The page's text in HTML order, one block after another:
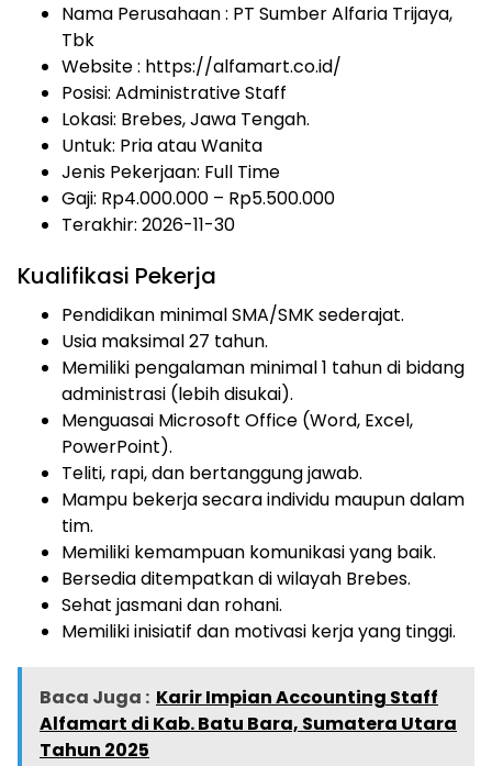
Nama Perusahaan : PT Sumber Alfaria Trijaya,
Tbk
Website : https://alfamart.co.id/
Posisi: Administrative Staff
Lokasi: Brebes, Jawa Tengah.
Untuk: Pria atau Wanita
Jenis Pekerjaan: Full Time
Gaji: Rp4.000.000 – Rp5.500.000
Terakhir: 2026-11-30
Kualifikasi Pekerja
Pendidikan minimal SMA/SMK sederajat.
Usia maksimal 27 tahun.
Memiliki pengalaman minimal 1 tahun di bidang
administrasi (lebih disukai).
Menguasai Microsoft Office (Word, Excel,
PowerPoint).
Teliti, rapi, dan bertanggung jawab.
Mampu bekerja secara individu maupun dalam
tim.
Memiliki kemampuan komunikasi yang baik.
Bersedia ditempatkan di wilayah Brebes.
Sehat jasmani dan rohani.
Memiliki inisiatif dan motivasi kerja yang tinggi.
Baca Juga : Karir Impian Accounting Staff
Alfamart di Kab. Batu Bara, Sumatera Utara
Tahun 2025